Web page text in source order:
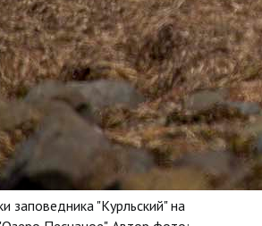
заповедника "Курльский" на